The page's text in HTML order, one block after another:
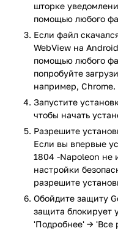
Игроку предстоит
стратегов прошлого –
Кутузова, и даже
поучаствовать в
воссозданы с
на 10 глав.
War 6: 1804 – и пройти
мере оценить
Предлагается принять
постепенно отвоевывая
территорий. Собрав
армию, можно сеять
Игроку предстоит:
Выбирать
повышать их;
шторке
помощью любого
Если файл
WebView на
помощью любого
попробуйте
например, Chrome.
Запустите
чтобы начать
Разрешите
Если вы впервые
1804 -Napoleon не
настройки
разрешите
Обойдите защиту
защита блокирует
'Подробнее' → 'Все